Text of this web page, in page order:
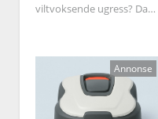
viltvoksende ugress? Da
gresstrimmer.
Annonse